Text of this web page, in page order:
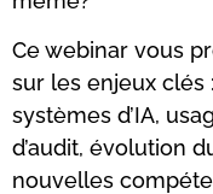
Ce webinar vous
sur les enjeux
systèmes d’IA,
d’audit, évolution
nouvelles